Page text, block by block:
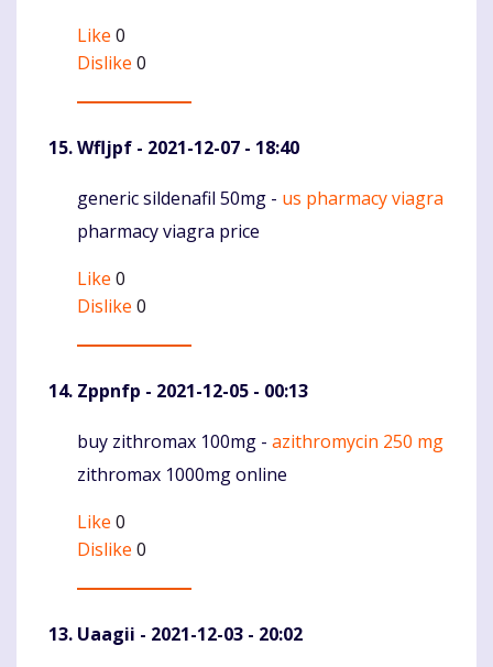
Like 0
Dislike 0
Wfljpf - 2021-12-07 - 18:40
Komentaras
generic sildenafil 50mg - us pharmacy viagra
pharmacy viagra price
Like 0
Dislike 0
Zppnfp - 2021-12-05 - 00:13
Komentaras
buy zithromax 100mg - azithromycin 250 mg
zithromax 1000mg online
Like 0
Dislike 0
Uaagii - 2021-12-03 - 20:02